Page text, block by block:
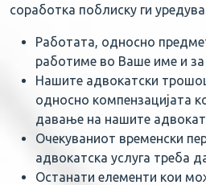
соработка поблиску ги
Работата, односно
работиме во Ваше име и
Нашите адвокатски
односно компензацијата
давање на нашите
Очекуваниот временски
адвокатска услуга треба
Останати елементи кои